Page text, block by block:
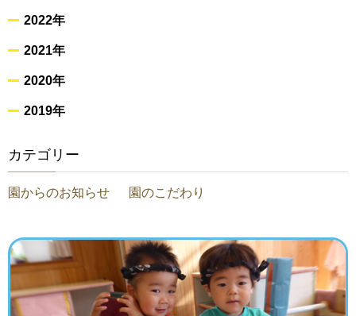
2022年
2021年
2020年
2019年
カテゴリー
園からのお知らせ 園のこだわり